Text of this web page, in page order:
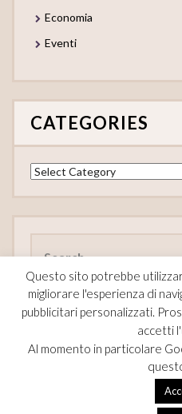
Economia
Eventi
CATEGORIES
Categories
Questo sito potrebbe
migliorare l'esperienza di
pubblicitari personalizzati.
accetti
Al momento in particolare